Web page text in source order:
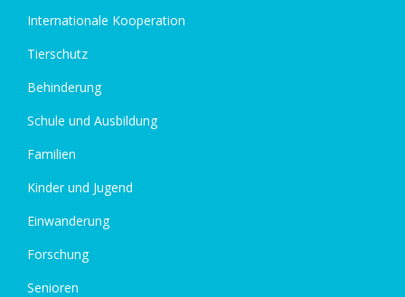
Internationale Kooperation
Tierschutz
Behinderung
Schule und Ausbildung
Familien
Kinder und Jugend
Einwanderung
Forschung
Senioren